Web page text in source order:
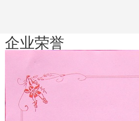
企业荣誉